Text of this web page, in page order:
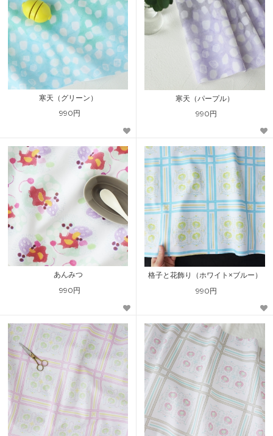
寒天（グリーン）
990円
寒天（パープル）
990円
あんみつ
990円
格子と花飾り（ホワイト×ブルー）
990円